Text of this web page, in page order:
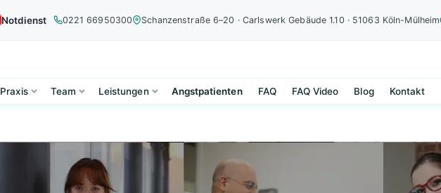
Notdienst 0221 66950300 Schanzenstraße 6–20 · Carlswerk Gebäude 1.10 · 51063 Köln-Mülheim
Praxis Team Leistungen Angstpatienten FAQ FAQ Video Blog Kontakt